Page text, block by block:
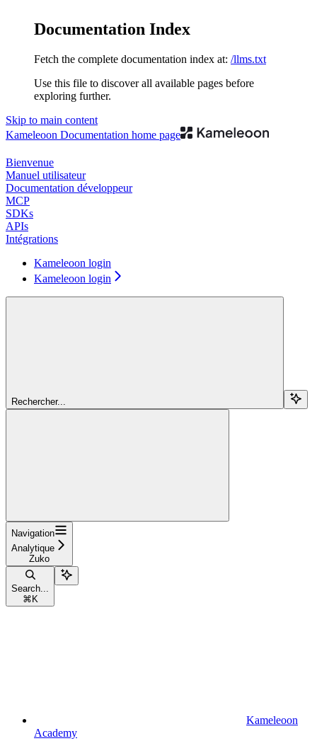
Documentation Index
Fetch the complete documentation index at: /llms.txt
Use this file to discover all available pages before
exploring further.
Skip to main content
Kameleoon Documentation home page
Bienvenue
Manuel utilisateur
Documentation développeur
MCP
SDKs
APIs
Intégrations
Kameleoon login
Kameleoon login
Rechercher...
Navigation
Analytique
Zuko
Search...
⌘ K
Kameleoon
Academy